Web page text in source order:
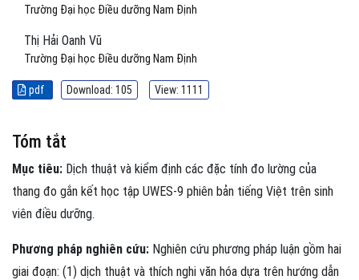
Trường Đại học Điều dưỡng Nam Định
Thị Hải Oanh Vũ
Trường Đại học Điều dưỡng Nam Định
pdf Download: 105 View: 1111
Tóm tắt
Mục tiêu: Dịch thuật và kiểm định các đặc tính đo lường của
thang đo gắn kết học tập UWES-9 phiên bản tiếng Việt trên sinh
viên điều dưỡng.
Phương pháp nghiên cứu: Nghiên cứu phương pháp luận gồm hai
giai đoạn: (1) dịch thuật và thích nghi văn hóa dựa trên hướng dẫn